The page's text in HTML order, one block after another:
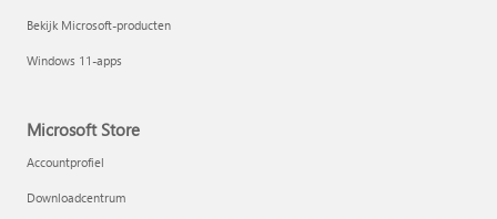
Bekijk Microsoft-producten
Windows 11-apps
Microsoft Store
Accountprofiel
Downloadcentrum